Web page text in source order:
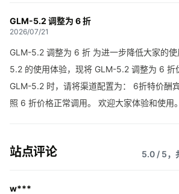
GLM-5.2 调整为 6 折
2026/07/21
GLM-5.2 调整为 6 折 为进一步降低大家的
5.2 的使用体验，现将 GLM-5.2 调整为 6 折
GLM-5.2 时，请将渠道配置为： 6折特价酬
照 6 折价格正常调用。 欢迎大家体验和使用。
站点评论 5.0 / 5，
w***